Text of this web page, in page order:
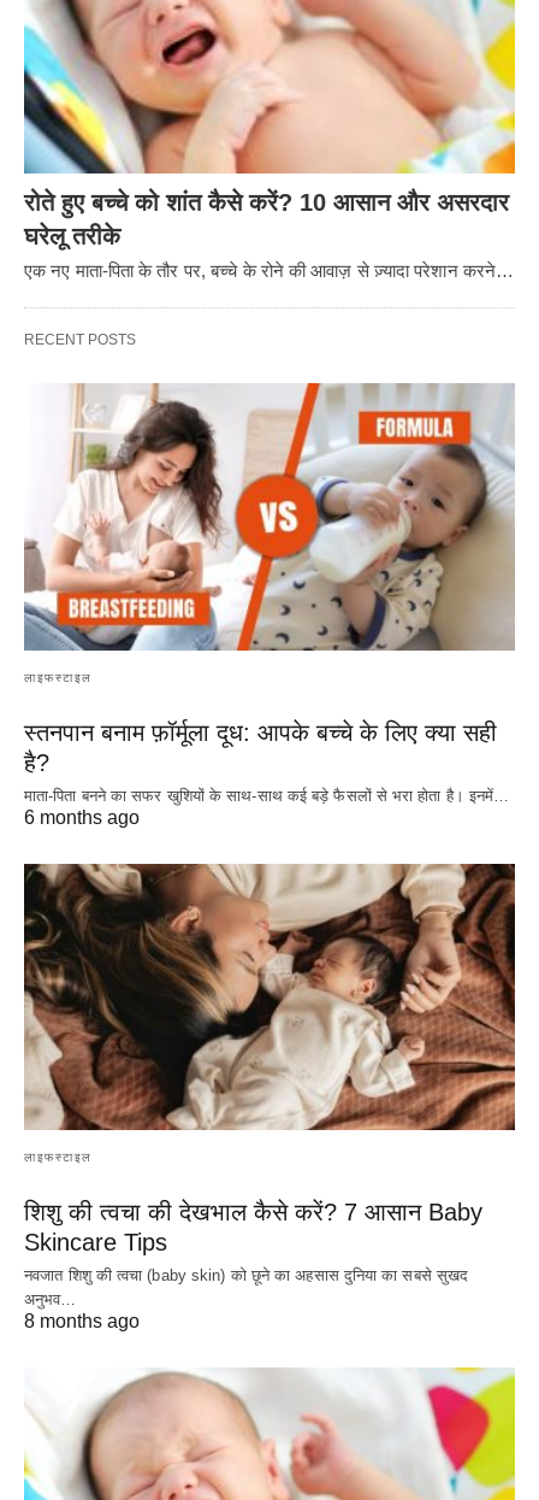
रोते हुए बच्चे को शांत कैसे करें? 10 आसान और असरदार
घरेलू तरीके
एक नए माता-पिता के तौर पर, बच्चे के रोने की आवाज़ से ज़्यादा परेशान करने…
RECENT POSTS
लाइफस्टाइल
स्तनपान बनाम फ़ॉर्मूला दूध: आपके बच्चे के लिए क्या सही
है?
माता-पिता बनने का सफर खुशियों के साथ-साथ कई बड़े फैसलों से भरा होता है। इनमें…
6 months ago
लाइफस्टाइल
शिशु की त्वचा की देखभाल कैसे करें? 7 आसान Baby
Skincare Tips
नवजात शिशु की त्वचा (baby skin) को छूने का अहसास दुनिया का सबसे सुखद
अनुभव…
8 months ago